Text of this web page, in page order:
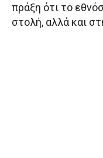
πράξη ότι το
στολή, αλλά και